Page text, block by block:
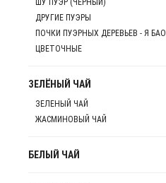
ШУ ПУЭР (ЧЁРНЫЙ)
ДРУГИЕ ПУЭРЫ
ПОЧКИ ПУЭРНЫХ ДЕРЕВЬЕВ - Я БАО
ЦВЕТОЧНЫЕ
ЗЕЛЁНЫЙ ЧАЙ
ЗЕЛЕНЫЙ ЧАЙ
ЖАСМИНОВЫЙ ЧАЙ
БЕЛЫЙ ЧАЙ